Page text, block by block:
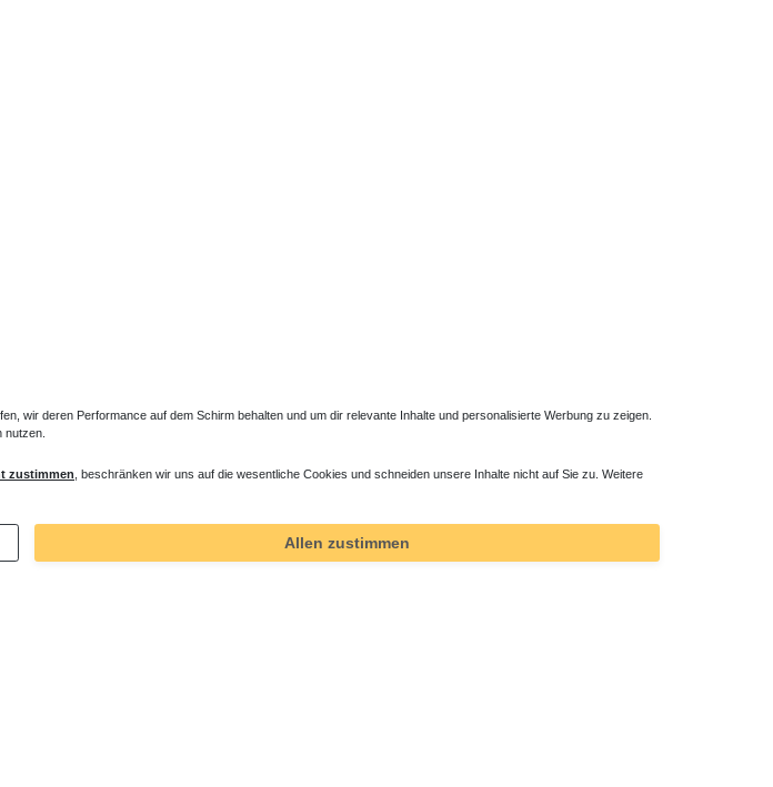
wir deren Performance auf dem Schirm behalten und um dir relevante Inhalte und personalisierte Werbung zu zeigen.
nutzen.
zustimmen , beschränken wir uns auf die wesentliche Cookies und schneiden unsere Inhalte nicht auf Sie zu. Weitere
Allen zustimmen